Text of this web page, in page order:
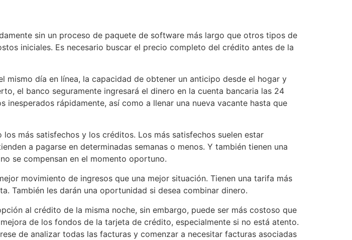
sin un proceso de paquete de software más largo que otros tipos de
iniciales. Es necesario buscar el precio completo del crédito antes de la
día en línea, la capacidad de obtener un anticipo desde el hogar y
el banco seguramente ingresará el dinero en la cuenta bancaria las 24
rápidamente, así como a llenar una nueva vacante hasta que
más satisfechos y los créditos. Los más satisfechos suelen estar
a pagarse en determinadas semanas o menos. Y también tienen una
se compensan en el momento oportuno.
movimiento de ingresos que una mejor situación. Tienen una tarifa más
También les darán una oportunidad si desea combinar dinero.
al crédito de la misma noche, sin embargo, puede ser más costoso que
de los fondos de la tarjeta de crédito, especialmente si no está atento.
de analizar todas las facturas y comenzar a necesitar facturas asociadas